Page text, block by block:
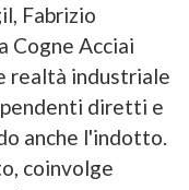
Fabrizio
Cogne Acciai
realtà industriale
diretti e
anche l'indotto.
coinvolge